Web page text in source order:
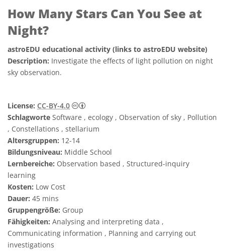
How Many Stars Can You See at
Night?
astroEDU educational activity (links to astroEDU website)
Description: Investigate the effects of light pollution on night
sky observation.
License: CC-BY-4.0
Creative Commons Namensnennung 4.0
Schlagworte Software , ecology , Observation of sky , Pollution
, Constellations , stellarium
Altersgruppen: 12-14
Bildungsniveau: Middle School
Lernbereiche: Observation based , Structured-inquiry
learning
Kosten: Low Cost
Dauer: 45 mins
Gruppengröße: Group
Fähigkeiten: Analysing and interpreting data ,
Communicating information , Planning and carrying out
investigations